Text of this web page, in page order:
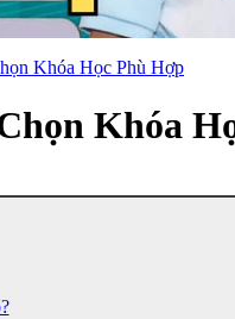
Khóa Học Phù Hợp
Khóa